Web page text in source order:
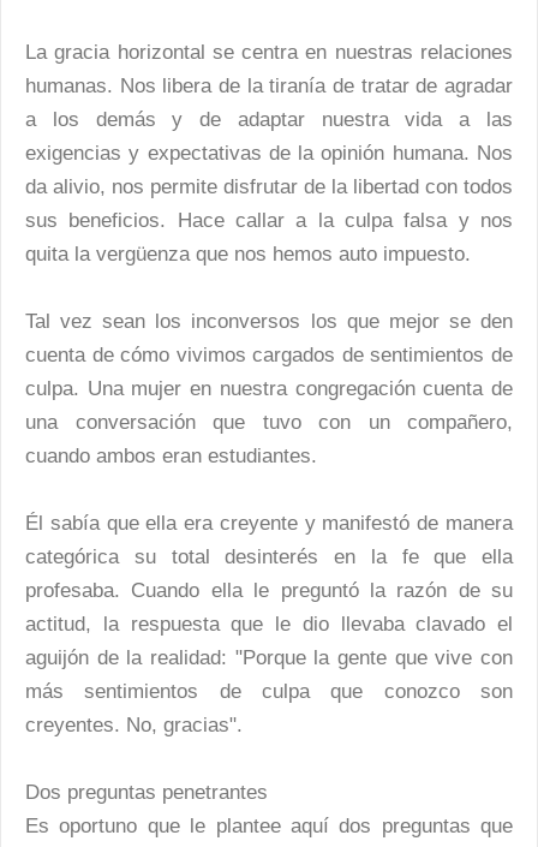
La gracia horizontal se centra en nuestras relaciones
humanas. Nos libera de la tiranía de tratar de agradar
a los demás y de adaptar nuestra vida a las
exigencias y expectativas de la opinión humana. Nos
da alivio, nos permite disfrutar de la libertad con todos
sus beneficios. Hace callar a la culpa falsa y nos
quita la vergüenza que nos hemos auto impuesto.
Tal vez sean los inconversos los que mejor se den
cuenta de cómo vivimos cargados de sentimientos de
culpa. Una mujer en nuestra congregación cuenta de
una conversación que tuvo con un compañero,
cuando ambos eran estudiantes.
Él sabía que ella era creyente y manifestó de manera
categórica su total desinterés en la fe que ella
profesaba. Cuando ella le preguntó la razón de su
actitud, la respuesta que le dio llevaba clavado el
aguijón de la realidad: "Porque la gente que vive con
más sentimientos de culpa que conozco son
creyentes. No, gracias".
Dos preguntas penetrantes
Es oportuno que le plantee aquí dos preguntas que